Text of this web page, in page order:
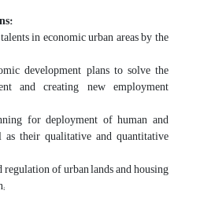
in economic urban areas by the
development plans to solve the
and creating new employment
for deployment of human and
as their qualitative and quantitative
of urban lands and housing